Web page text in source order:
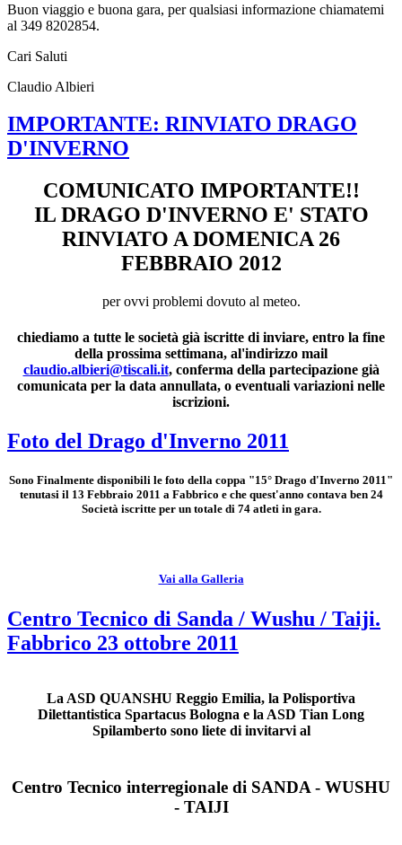
Buon viaggio e buona gara, per qualsiasi informazione chiamatemi
al 349 8202854.
Cari Saluti
Claudio Albieri
IMPORTANTE: RINVIATO DRAGO
D'INVERNO
COMUNICATO IMPORTANTE!!
IL DRAGO D'INVERNO E' STATO
RINVIATO A DOMENICA 26
FEBBRAIO 2012
per ovvi problemi dovuto al meteo.
chiediamo a tutte le società già iscritte di inviare, entro la fine
della prossima settimana, al'indirizzo mail
claudio.albieri@tiscali.it, conferma della partecipazione già
comunicata per la data annullata, o eventuali variazioni nelle
iscrizioni.
Foto del Drago d'Inverno 2011
Sono Finalmente disponibili le foto della coppa "15° Drago d'Inverno 2011"
tenutasi il 13 Febbraio 2011 a Fabbrico e che quest'anno contava ben 24
Società iscritte per un totale di 74 atleti in gara.
Vai alla Galleria
Centro Tecnico di Sanda / Wushu / Taiji.
Fabbrico 23 ottobre 2011
La ASD QUANSHU Reggio Emilia, la Polisportiva
Dilettantistica Spartacus Bologna e la ASD Tian Long
Spilamberto sono liete di invitarvi al
Centro Tecnico interregionale di SANDA - WUSHU
- TAIJI